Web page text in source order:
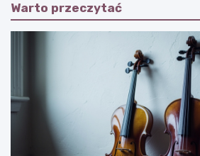
Warto przeczytać